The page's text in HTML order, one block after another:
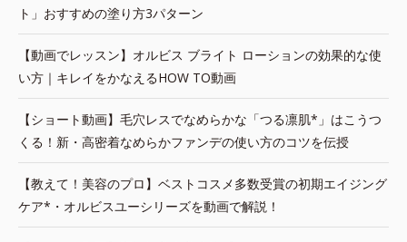
ト」おすすめの塗り方3パターン
【動画でレッスン】オルビス ブライト ローションの効果的な使
い方｜キレイをかなえるHOW TO動画
【ショート動画】毛穴レスでなめらかな「つる凛肌*」はこうつ
くる！新・高密着なめらかファンデの使い方のコツを伝授
【教えて！美容のプロ】ベストコスメ多数受賞の初期エイジング
ケア*・オルビスユーシリーズを動画で解説！